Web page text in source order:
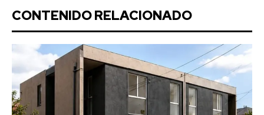
CONTENIDO RELACIONADO